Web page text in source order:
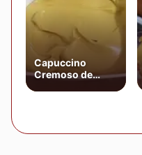
Capuccino
Cremoso de